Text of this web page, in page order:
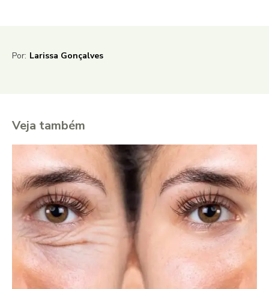
Por: Larissa Gonçalves
Veja também